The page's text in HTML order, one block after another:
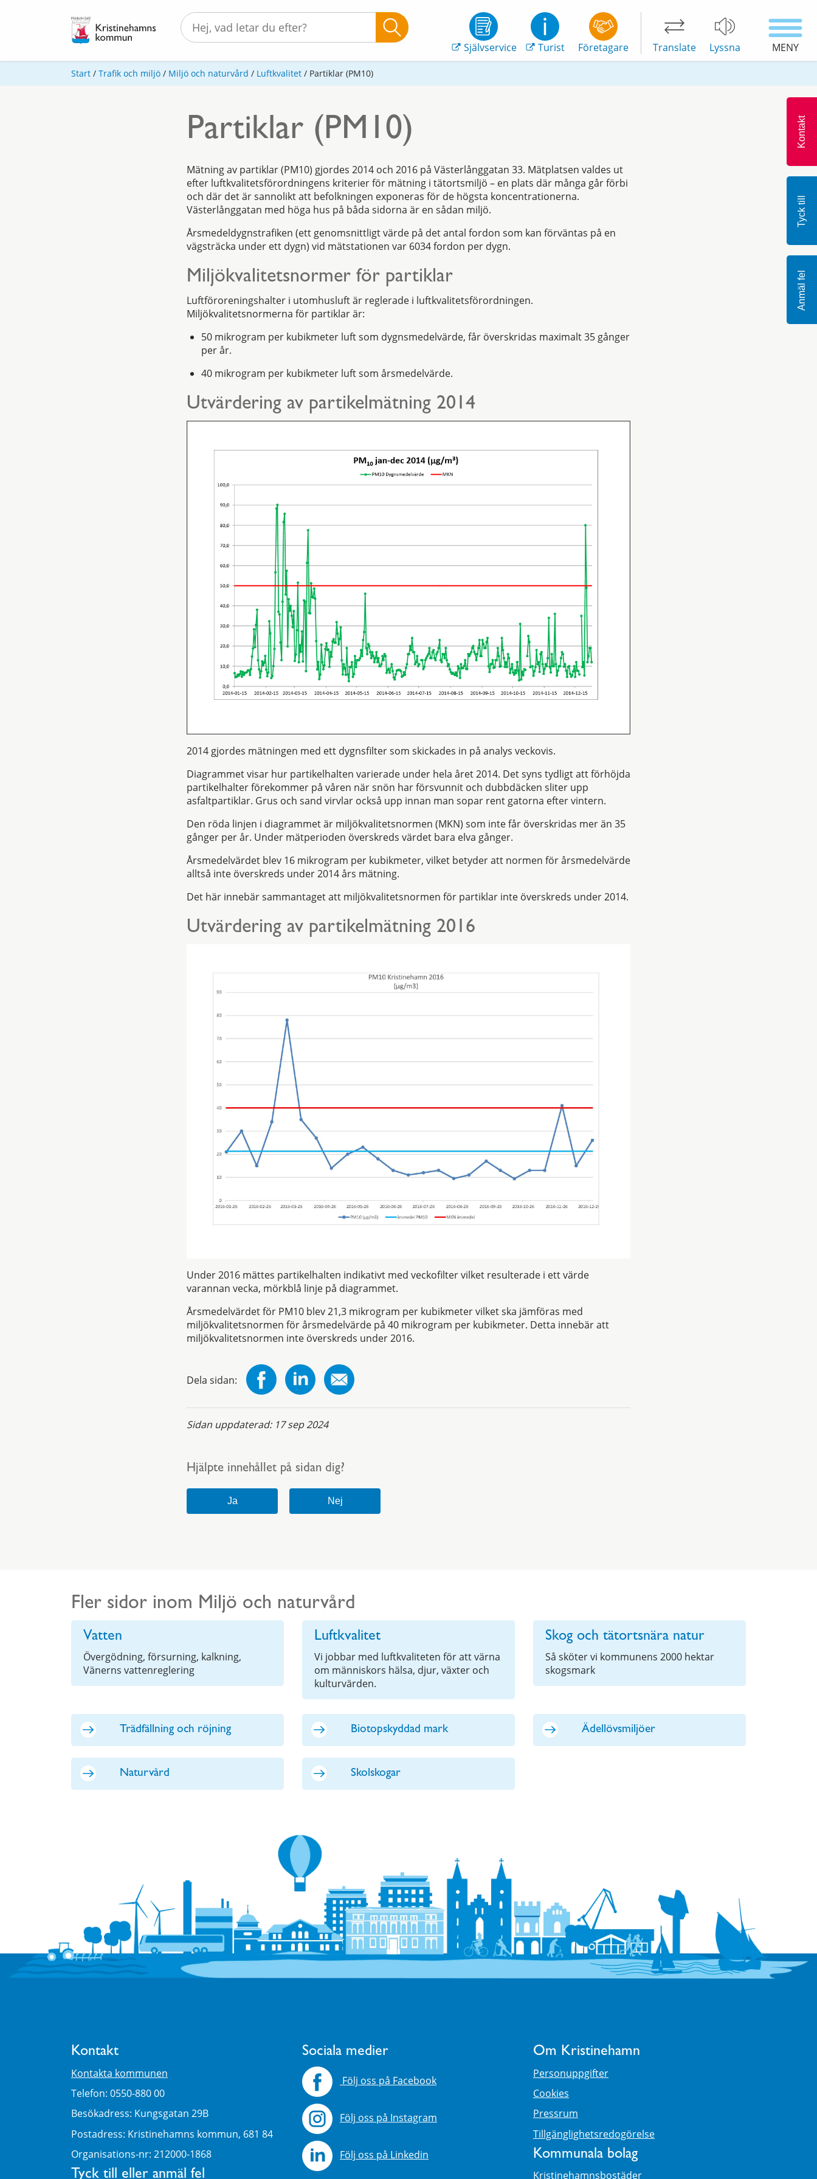
Självservice Turist Företagare Translate Lyssna MENY
Kontakt
Tyck till
Anmäl fel
Start / Trafik och miljö / Miljö och naturvård / Luftkvalitet / Partiklar (PM10)
Partiklar (PM10)
Mätning av partiklar (PM10) gjordes 2014 och 2016 på Västerlånggatan 33. Mätplatsen valdes ut
efter luftkvalitetsförordningens kriterier för mätning i tätortsmiljö – en plats där många går förbi
och där det är sannolikt att befolkningen exponeras för de högsta koncentrationerna.
Västerlånggatan med höga hus på båda sidorna är en sådan miljö.
Årsmedeldygnstrafiken (ett genomsnittligt värde på det antal fordon som kan förväntas på en
vägsträcka under ett dygn) vid mätstationen var 6034 fordon per dygn.
Miljökvalitetsnormer för partiklar
Luftföroreningshalter i utomhusluft är reglerade i luftkvalitetsförordningen.
Miljökvalitetsnormerna för partiklar är:
50 mikrogram per kubikmeter luft som dygnsmedelvärde, får överskridas maximalt 35 gånger
per år.
40 mikrogram per kubikmeter luft som årsmedelvärde.
Utvärdering av partikelmätning 2014
2014 gjordes mätningen med ett dygnsfilter som skickades in på analys veckovis.
Diagrammet visar hur partikelhalten varierade under hela året 2014. Det syns tydligt att förhöjda
partikelhalter förekommer på våren när snön har försvunnit och dubbdäcken sliter upp
asfaltpartiklar. Grus och sand virvlar också upp innan man sopar rent gatorna efter vintern.
Den röda linjen i diagrammet är miljökvalitetsnormen (MKN) som inte får överskridas mer än 35
gånger per år. Under mätperioden överskreds värdet bara elva gånger.
Årsmedelvärdet blev 16 mikrogram per kubikmeter, vilket betyder att normen för årsmedelvärde
alltså inte överskreds under 2014 års mätning.
Det här innebär sammantaget att miljökvalitetsnormen för partiklar inte överskreds under 2014.
Utvärdering av partikelmätning 2016
Under 2016 mättes partikelhalten indikativt med veckofilter vilket resulterade i ett värde
varannan vecka, mörkblå linje på diagrammet.
Årsmedelvärdet för PM10 blev 21,3 mikrogram per kubikmeter vilket ska jämföras med
miljökvalitetsnormen för årsmedelvärde på 40 mikrogram per kubikmeter. Detta innebär att
miljökvalitetsnormen inte överskreds under 2016.
Dela sidan:
Sidan uppdaterad: 17 sep 2024
Hjälpte innehållet på sidan dig?
Fler sidor inom Miljö och naturvård
Vatten
Övergödning, försurning, kalkning,
Vänerns vattenreglering
Luftkvalitet
Vi jobbar med luftkvaliteten för att värna
om människors hälsa, djur, växter och
kulturvärden.
Skog och tätortsnära natur
Så sköter vi kommunens 2000 hektar
skogsmark
Trädfällning och röjning Biotopskyddad mark Ädellövsmiljöer
Naturvård Skolskogar
Kontakt
Kontakta kommunen
Telefon: 0550-880 00
Besökadress: Kungsgatan 29B
Postadress: Kristinehamns kommun, 681 84
Organisations-nr: 212000-1868
Tyck till eller anmäl fel
Sociala medier
Följ oss på Facebook
Följ oss på Instagram
Följ oss på Linkedin
Om Kristinehamn
Personuppgifter
Cookies
Pressrum
Tillgänglighetsredogörelse
Kommunala bolag
Kristinehamnsbostäder